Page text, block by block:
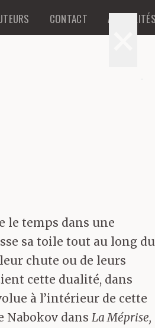
CONTACT
le temps dans une
sa toile tout au long du
chute ou de leurs
cette dualité, dans
à l’intérieur de cette
Nabokov dans La Méprise,